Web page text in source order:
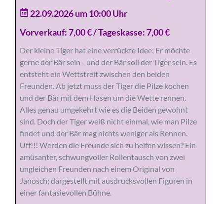
22.09.2026 um 10:00 Uhr
Vorverkauf: 7,00 € / Tageskasse: 7,00 €
Der kleine Tiger hat eine verrückte Idee: Er möchte
gerne der Bär sein - und der Bär soll der Tiger sein. Es
entsteht ein Wettstreit zwischen den beiden
Freunden. Ab jetzt muss der Tiger die Pilze kochen
und der Bär mit dem Hasen um die Wette rennen.
Alles genau umgekehrt wie es die Beiden gewohnt
sind. Doch der Tiger weiß nicht einmal, wie man Pilze
findet und der Bär mag nichts weniger als Rennen.
Uff!!! Werden die Freunde sich zu helfen wissen? Ein
amüsanter, schwungvoller Rollentausch von zwei
ungleichen Freunden nach einem Original von
Janosch; dargestellt mit ausdrucksvollen Figuren in
einer fantasievollen Bühne.